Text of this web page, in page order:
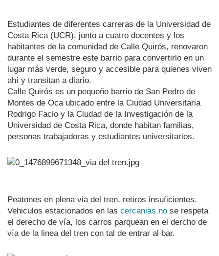
Estudiantes de diferentes carreras de la Universidad de
Costa Rica (UCR), junto a cuatro docentes y los
habitantes de la comunidad de Calle Quirós, renovaron
durante el semestre este barrio para convertirlo en un
lugar más verde, seguro y accesible para quienes viven
ahí y transitan a diario.
Calle Quirós es un pequeño barrio de San Pedro de
Montes de Oca ubicado entre la Ciudad Universitaria
Rodrigo Facio y la Ciudad de la Investigación de la
Universidad de Costa Rica, donde habitan familias,
personas trabajadoras y estudiantes universitarios.
Peatones en plena via del tren, retiros insuficientes.
Vehiculos estacionados en las cercanias.no se respeta
el derecho de vía, los carros parquean en el dercho de
vía de la linea del tren con tal de entrar al bar.